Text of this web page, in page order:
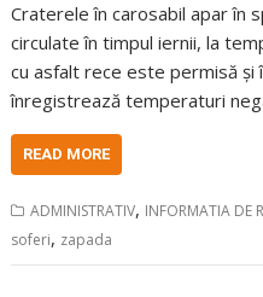
Craterele în carosabil apar în
circulate în timpul iernii, la
cu asfalt rece este permisă și
înregistrează temperaturi
READ MORE
ADMINISTRATIV, INFORMATIA DE
soferi, zapada